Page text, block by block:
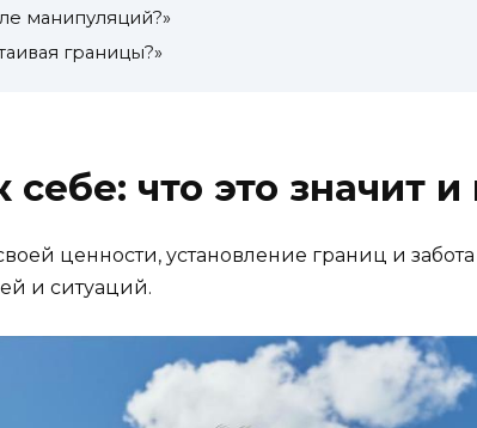
манипуляций?»
границы?»
что это значит
ценности, установление границ и
и ситуаций.